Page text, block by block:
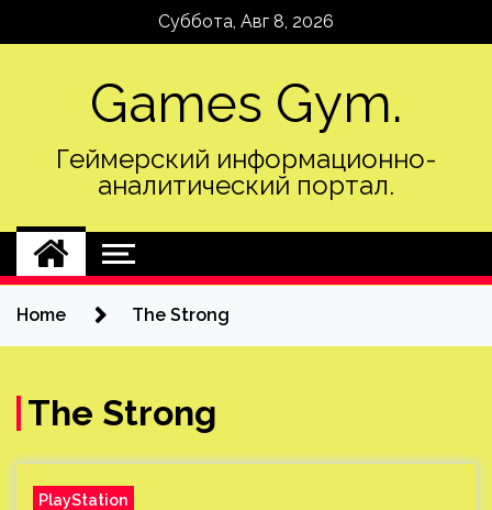
Суббота, Авг 8, 2026
Games Gym.
Геймерский информационно-
аналитический портал.
Home The Strong
The Strong
PlayStation